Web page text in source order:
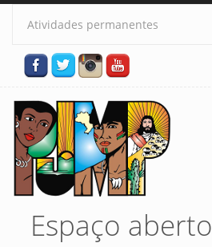
Pular para o conteúdo principal
Espaço aberto